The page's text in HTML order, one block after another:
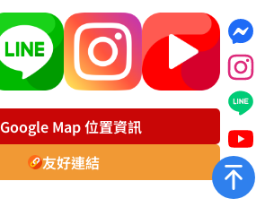
Google Map 位置資訊
友好連結